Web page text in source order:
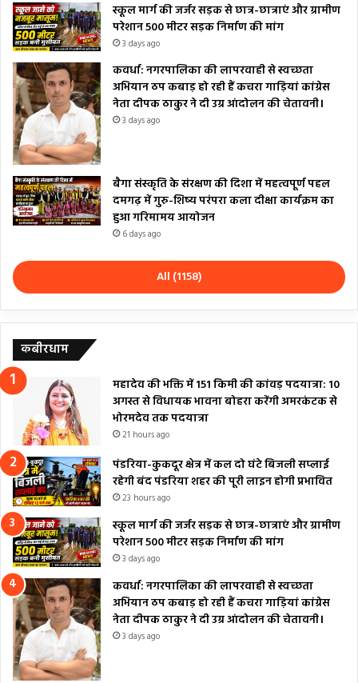
स्कूल मार्ग की जर्जर सड़क से छात्र-छात्राएं और ग्रामीण
परेशान 500 मीटर सड़क निर्माण की मांग
3 days ago
कवर्धा: नगरपालिका की लापरवाही से स्वच्छता
अभियान ठप कबाड़ हो रही हैं कचरा गाड़ियां कांग्रेस
नेता दीपक ठाकुर ने दी उग्र आंदोलन की चेतावनी।
3 days ago
बैगा संस्कृति के संरक्षण की दिशा में महत्वपूर्ण पहल
दमगढ़ में गुरु-शिष्य परंपरा कला दीक्षा कार्यक्रम का
हुआ गरिमामय आयोजन
6 days ago
All (1158)
कबीरधाम
महादेव की भक्ति में 151 किमी की कांवड़ पदयात्रा: 10
अगस्त से विधायक भावना बोहरा करेंगी अमरकंटक से
भोरमदेव तक पदयात्रा
21 hours ago
पंडरिया-कुकदूर क्षेत्र में कल दो घंटे बिजली सप्लाई
रहेगी बंद पंडरिया शहर की पूरी लाइन होगी प्रभावित
23 hours ago
स्कूल मार्ग की जर्जर सड़क से छात्र-छात्राएं और ग्रामीण
परेशान 500 मीटर सड़क निर्माण की मांग
3 days ago
कवर्धा: नगरपालिका की लापरवाही से स्वच्छता
अभियान ठप कबाड़ हो रही हैं कचरा गाड़ियां कांग्रेस
नेता दीपक ठाकुर ने दी उग्र आंदोलन की चेतावनी।
3 days ago